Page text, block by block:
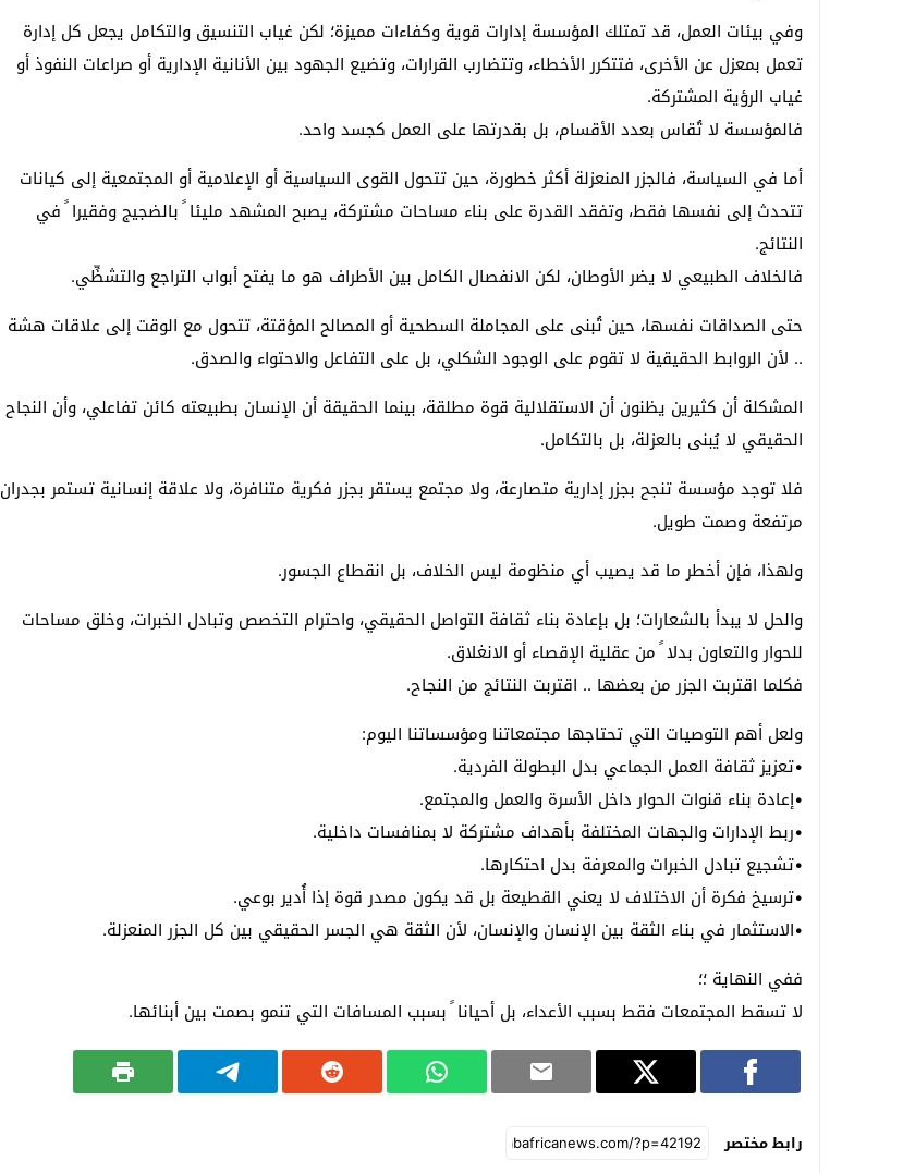
وفي بيئات العمل، قد تمتلك المؤسسة إدارات قوية وكفاءات مميزة؛ لكن غياب التنسيق والتكامل يجعل كل إدارة
تعمل بمعزل عن الأخرى، فتتكرر الأخطاء، وتتضارب القرارات، وتضيع الجهود بين الأنانية الإدارية أو صراعات النفوذ أو
غياب الرؤية المشتركة.
فالمؤسسة لا تُقاس بعدد الأقسام، بل بقدرتها على العمل كجسد واحد.
أما في السياسة، فالجزر المنعزلة أكثر خطورة، حين تتحول القوى السياسية أو الإعلامية أو المجتمعية إلى كيانات
تتحدث إلى نفسها فقط، وتفقد القدرة على بناء مساحات مشتركة، يصبح المشهد مليئا ً بالضجيج وفقيرا ً في
النتائج.
فالخلاف الطبيعي لا يضر الأوطان، لكن الانفصال الكامل بين الأطراف هو ما يفتح أبواب التراجع والتشظِّي.
حتى الصداقات نفسها، حين تُبنى على المجاملة السطحية أو المصالح المؤقتة، تتحول مع الوقت إلى علاقات هشة
.. لأن الروابط الحقيقية لا تقوم على الوجود الشكلي، بل على التفاعل والاحتواء والصدق.
المشكلة أن كثيرين يظنون أن الاستقلالية قوة مطلقة، بينما الحقيقة أن الإنسان بطبيعته كائن تفاعلي، وأن النجاح
الحقيقي لا يُبنى بالعزلة، بل بالتكامل.
فلا توجد مؤسسة تنجح بجزر إدارية متصارعة، ولا مجتمع يستقر بجزر فكرية متنافرة، ولا علاقة إنسانية تستمر بجدران
مرتفعة وصمت طويل.
ولهذا، فإن أخطر ما قد يصيب أي منظومة ليس الخلاف، بل انقطاع الجسور.
والحل لا يبدأ بالشعارات؛ بل بإعادة بناء ثقافة التواصل الحقيقي، واحترام التخصص وتبادل الخبرات، وخلق مساحات
للحوار والتعاون بدلا ً من عقلية الإقصاء أو الانغلاق.
فكلما اقتربت الجزر من بعضها .. اقتربت النتائج من النجاح.
ولعل أهم التوصيات التي تحتاجها مجتمعاتنا ومؤسساتنا اليوم:
•تعزيز ثقافة العمل الجماعي بدل البطولة الفردية.
•إعادة بناء قنوات الحوار داخل الأسرة والعمل والمجتمع.
•ربط الإدارات والجهات المختلفة بأهداف مشتركة لا بمنافسات داخلية.
•تشجيع تبادل الخبرات والمعرفة بدل احتكارها.
•ترسيخ فكرة أن الاختلاف لا يعني القطيعة بل قد يكون مصدر قوة إذا أُدير بوعي.
•الاستثمار في بناء الثقة بين الإنسان والإنسان، لأن الثقة هي الجسر الحقيقي بين كل الجزر المنعزلة.
ففي النهاية ؛؛
لا تسقط المجتمعات فقط بسبب الأعداء، بل أحيانا ً بسبب المسافات التي تنمو بصمت بين أبنائها.
رابط مختصر